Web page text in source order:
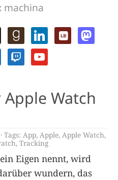
machina
Watch
Tags: App, Apple, Apple Watch,
, Tracking
Eigen nennt, wird
wundern, das